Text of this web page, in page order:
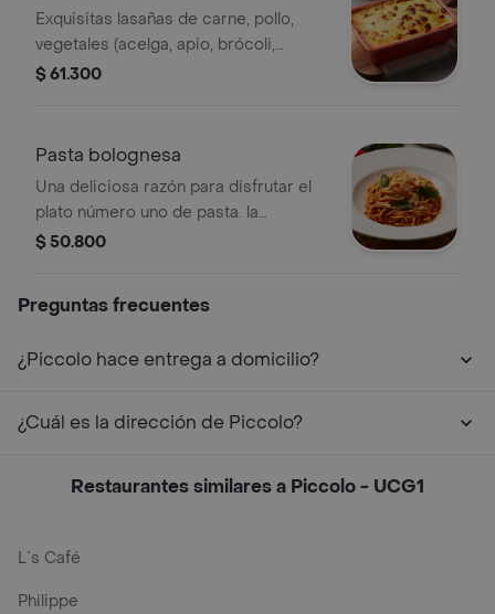
Exquisitas lasañas de carne, pollo,
vegetales (acelga, apio, brócoli,
champiñones y zanahoria) o mixtas.
$ 61.300
Pasta bolognesa
Una deliciosa razón para disfrutar el
plato número uno de pasta. la
verdadera pasta a la bolognesa. elige
$ 50.800
Preguntas frecuentes
¿Piccolo hace entrega a domicilio?
¿Cuál es la dirección de Piccolo?
Restaurantes similares a Piccolo - UCG1
L´s Café
Philippe